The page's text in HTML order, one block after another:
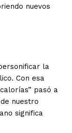
nuevos
la
Con esa
pasó a
nuestro
significa